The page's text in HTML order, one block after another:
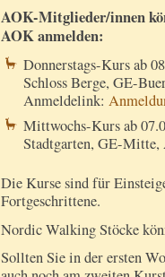
AOK-Mitglieder/innen
AOK anmelden:
Donnerstags-Kurs ab
Schloss Berge, GE-
Anmeldelink:
Mittwochs-Kurs ab
Stadtgarten, GE-
Die Kurse sind für
Fortgeschrittene.
Nordic Walking Stöcke
Sollten Sie in der ersten